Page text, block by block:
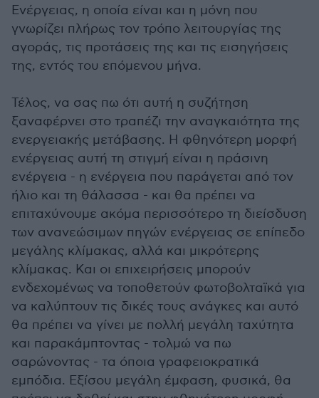
Ενέργειας, η οποία είναι και η μόνη που
γνωρίζει πλήρως τον τρόπο λειτουργίας της
αγοράς, τις προτάσεις της και τις εισηγήσεις
της, εντός του επόμενου μήνα.
Τέλος, να σας πω ότι αυτή η συζήτηση
ξαναφέρνει στο τραπέζι την αναγκαιότητα της
ενεργειακής μετάβασης. Η φθηνότερη μορφή
ενέργειας αυτή τη στιγμή είναι η πράσινη
ενέργεια - η ενέργεια που παράγεται από τον
ήλιο και τη θάλασσα - και θα πρέπει να
επιταχύνουμε ακόμα περισσότερο τη διείσδυση
των ανανεώσιμων πηγών ενέργειας σε επίπεδο
μεγάλης κλίμακας, αλλά και μικρότερης
κλίμακας. Και οι επιχειρήσεις μπορούν
ενδεχομένως να τοποθετούν φωτοβολταϊκά για
να καλύπτουν τις δικές τους ανάγκες και αυτό
θα πρέπει να γίνει με πολλή μεγάλη ταχύτητα
και παρακάμπτοντας - τολμώ να πω
σαρώνοντας - τα όποια γραφειοκρατικά
εμπόδια. Εξίσου μεγάλη έμφαση, φυσικά, θα